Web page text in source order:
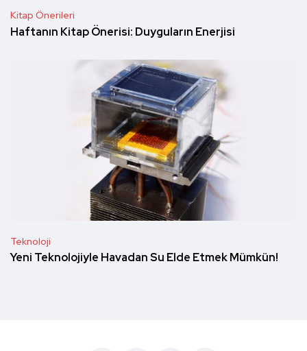
Kitap Önerileri
Haftanın Kitap Önerisi: Duyguların Enerjisi
Teknoloji
Yeni Teknolojiyle Havadan Su Elde Etmek Mümkün!